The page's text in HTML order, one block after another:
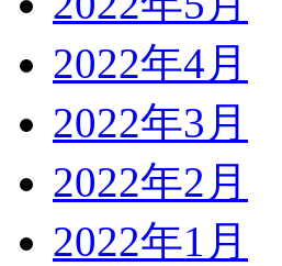
2022年4月
2022年3月
2022年2月
2022年1月